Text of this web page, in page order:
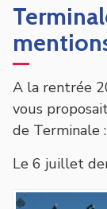
A la rentrée
vous
de Terminale
Le 6 juillet